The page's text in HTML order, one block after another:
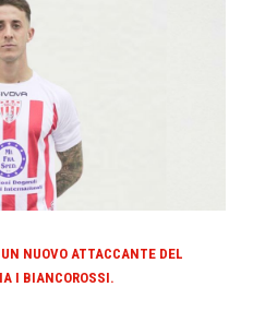
NUOVO ATTACCANTE DEL
I BIANCOROSSI.